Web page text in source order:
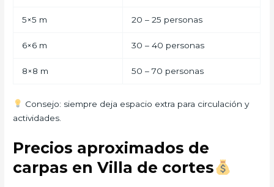
5×5 m 20 – 25 personas
6×6 m 30 – 40 personas
8×8 m 50 – 70 personas
Consejo: siempre deja espacio extra para circulación y
actividades.
Precios aproximados de
carpas en Villa de cortes